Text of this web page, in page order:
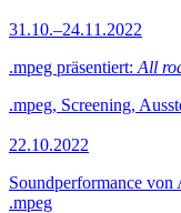
31.10.–24.11.2022
.mpeg präsentiert: All
.mpeg, Screening,
22.10.2022
Soundperformance
.mpeg